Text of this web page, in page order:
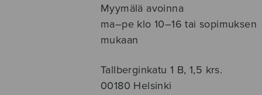
Myymälä avoinna
ma–pe klo 10–16 tai sopimuksen
mukaan
Tallberginkatu 1 B, 1,5 krs.
00180 Helsinki